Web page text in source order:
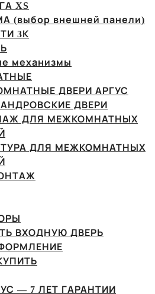
XS
(выбор внешней панели)
3К
механизмы
ДВЕРИ АРГУС
ДВЕРИ
ДЛЯ МЕЖКОМНАТНЫХ
ДЛЯ МЕЖКОМНАТНЫХ
ВХОДНУЮ ДВЕРЬ
— 7 ЛЕТ ГАРАНТИИ